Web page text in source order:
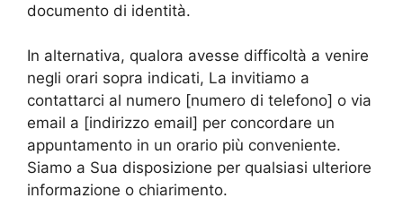
documento di identità.
In alternativa, qualora avesse difficoltà a venire
negli orari sopra indicati, La invitiamo a
contattarci al numero [numero di telefono] o via
email a [indirizzo email] per concordare un
appuntamento in un orario più conveniente.
Siamo a Sua disposizione per qualsiasi ulteriore
informazione o chiarimento.